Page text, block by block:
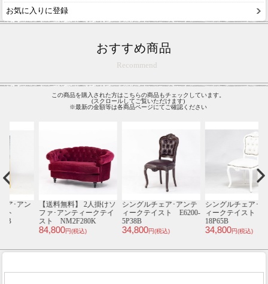
お気に入りに登録
おすすめ商品
Recommend
この商品を購入された方はこちらの商品もチェックしています。
(スクロールしてご覧いただけます)
※最新の金額等は各商品ページにてご確認ください
【送料無料】 2人掛けソ
ファ･アンティークテイ
スト NM2F280K
円(税込)
シングルチェア･アンテ
ィークテイスト E6200-
5P38B
円(税込)
シングルチェア･アンテ
ィークテイスト E6200-
円(税込)